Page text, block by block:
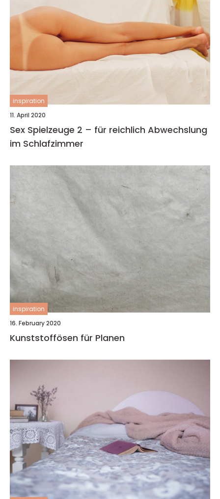
inspiration
11. April 2020
Sex Spielzeuge 2 – für reichlich Abwechslung
im Schlafzimmer
inspiration
16. February 2020
Kunststoffösen für Planen